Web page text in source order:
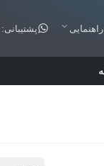
راهنمایی پشتیبانی: ۲۳۳۶۶۹۶ (۰۹۱۰)